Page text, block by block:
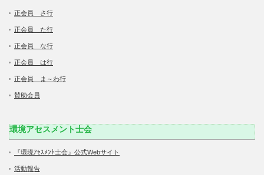
正会員 さ行
正会員 た行
正会員 な行
正会員 は行
正会員 ま～わ行
賛助会員
環境アセスメント士会
『環境ｱｾｽﾒﾝﾄ士会』公式Webサイト
活動報告